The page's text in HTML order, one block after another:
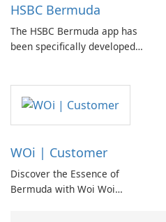
HSBC Bermuda
The HSBC Bermuda app has
been specifically developed
and convenience with these
excellent features: View your
transfers between your …
WOi | Customer
Discover the Essence of
Bermuda with Woi Woi